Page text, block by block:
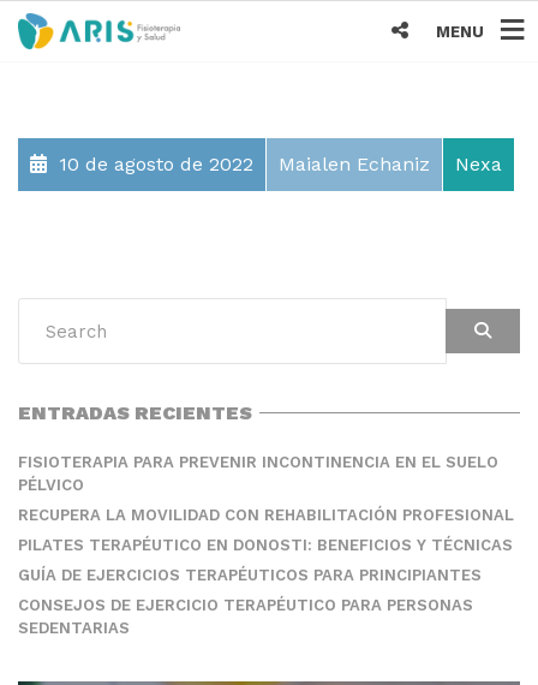
MENU
10 de agosto de 2022 Maialen Echaniz Nexa
ENTRADAS RECIENTES
FISIOTERAPIA PARA PREVENIR INCONTINENCIA EN EL SUELO
PÉLVICO
RECUPERA LA MOVILIDAD CON REHABILITACIÓN PROFESIONAL
PILATES TERAPÉUTICO EN DONOSTI: BENEFICIOS Y TÉCNICAS
GUÍA DE EJERCICIOS TERAPÉUTICOS PARA PRINCIPIANTES
CONSEJOS DE EJERCICIO TERAPÉUTICO PARA PERSONAS
SEDENTARIAS